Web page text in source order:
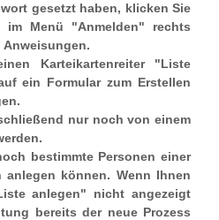
gesetzt haben, klicken Sie
im Menü "Anmelden" rechts
Karteikartenreiter "Liste
ein Formular zum Erstellen
nur noch von einem
bestimmte Personen einer
anlegen können. Wenn Ihnen
anlegen" nicht angezeigt
bereits der neue Prozess